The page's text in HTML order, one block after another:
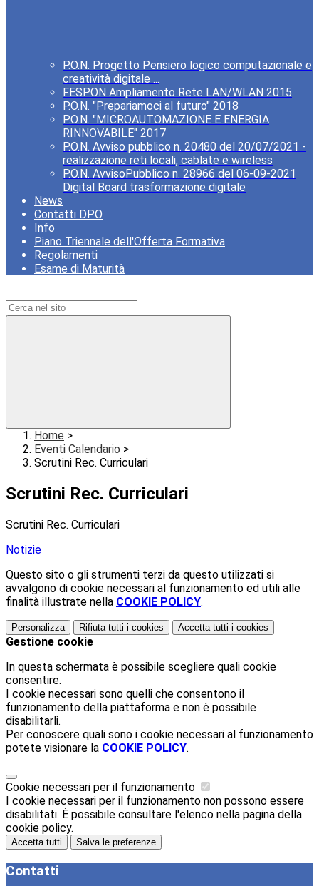
P.O.N. Progetto Pensiero logico computazionale e
creatività digitale ...
FESPON Ampliamento Rete LAN/WLAN 2015
P.O.N. "Prepariamoci al futuro" 2018
P.O.N. "MICROAUTOMAZIONE E ENERGIA
RINNOVABILE" 2017
P.O.N. Avviso pubblico n. 20480 del 20/07/2021 -
realizzazione reti locali, cablate e wireless
P.O.N. AvvisoPubblico n. 28966 del 06-09-2021
Digital Board trasformazione digitale
News
Contatti DPO
Info
Piano Triennale dell'Offerta Formativa
Regolamenti
Esame di Maturità
Home >
Eventi Calendario >
Scrutini Rec. Curriculari
Scrutini Rec. Curriculari
Scrutini Rec. Curriculari
Notizie
Questo sito o gli strumenti terzi da questo utilizzati si
avvalgono di cookie necessari al funzionamento ed utili alle
finalità illustrate nella COOKIE POLICY.
Personalizza Rifiuta tutti i cookies Accetta tutti i cookies
Gestione cookie
In questa schermata è possibile scegliere quali cookie
consentire.
I cookie necessari sono quelli che consentono il
funzionamento della piattaforma e non è possibile
disabilitarli.
Per conoscere quali sono i cookie necessari al funzionamento
potete visionare la COOKIE POLICY.
Cookie necessari per il funzionamento
I cookie necessari per il funzionamento non possono essere
disabilitati. È possibile consultare l'elenco nella pagina della
cookie policy.
Accetta tutti Salva le preferenze
Contatti